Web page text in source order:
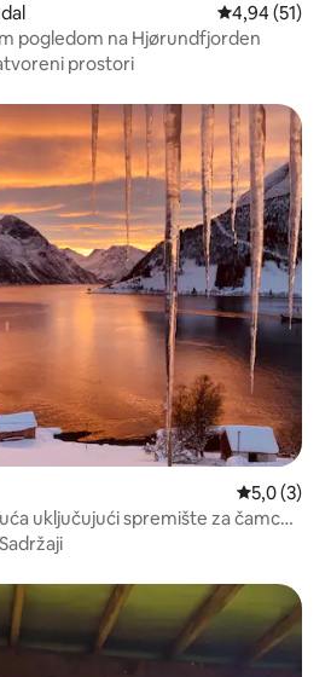
Prosječna
4,94 (51)
pogledom na Hjørundfjorden
prostori
Prosječna
5,0 (3)
uključujući spremište za čamce
Sadržaji